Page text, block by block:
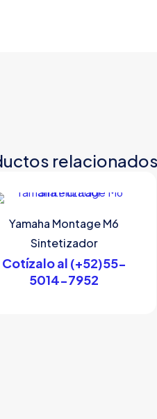
relacionados
Yamaha Montage M6
Sintetizador
Cotízalo al (+52)55-
5014-7952